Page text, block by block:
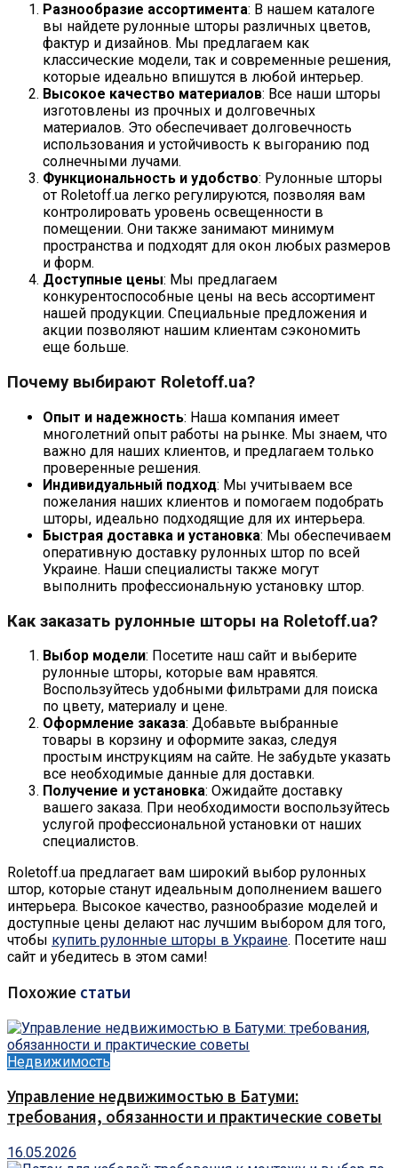
Разнообразие ассортимента: В нашем каталоге
вы найдете рулонные шторы различных цветов,
фактур и дизайнов. Мы предлагаем как
классические модели, так и современные решения,
которые идеально впишутся в любой интерьер.
Высокое качество материалов: Все наши шторы
изготовлены из прочных и долговечных
материалов. Это обеспечивает долговечность
использования и устойчивость к выгоранию под
солнечными лучами.
Функциональность и удобство: Рулонные шторы
от Roletoff.ua легко регулируются, позволяя вам
контролировать уровень освещенности в
помещении. Они также занимают минимум
пространства и подходят для окон любых размеров
и форм.
Доступные цены: Мы предлагаем
конкурентоспособные цены на весь ассортимент
нашей продукции. Специальные предложения и
акции позволяют нашим клиентам сэкономить
еще больше.
Почему выбирают Roletoff.ua?
Опыт и надежность: Наша компания имеет
многолетний опыт работы на рынке. Мы знаем, что
важно для наших клиентов, и предлагаем только
проверенные решения.
Индивидуальный подход: Мы учитываем все
пожелания наших клиентов и помогаем подобрать
шторы, идеально подходящие для их интерьера.
Быстрая доставка и установка: Мы обеспечиваем
оперативную доставку рулонных штор по всей
Украине. Наши специалисты также могут
выполнить профессиональную установку штор.
Как заказать рулонные шторы на Roletoff.ua?
Выбор модели: Посетите наш сайт и выберите
рулонные шторы, которые вам нравятся.
Воспользуйтесь удобными фильтрами для поиска
по цвету, материалу и цене.
Оформление заказа: Добавьте выбранные
товары в корзину и оформите заказ, следуя
простым инструкциям на сайте. Не забудьте указать
все необходимые данные для доставки.
Получение и установка: Ожидайте доставку
вашего заказа. При необходимости воспользуйтесь
услугой профессиональной установки от наших
специалистов.
Roletoff.ua предлагает вам широкий выбор рулонных
штор, которые станут идеальным дополнением вашего
интерьера. Высокое качество, разнообразие моделей и
доступные цены делают нас лучшим выбором для того,
чтобы купить рулонные шторы в Украине. Посетите наш
сайт и убедитесь в этом сами!
Похожие статьи
Недвижимость
Управление недвижимостью в Батуми:
требования, обязанности и практические советы
16.05.2026